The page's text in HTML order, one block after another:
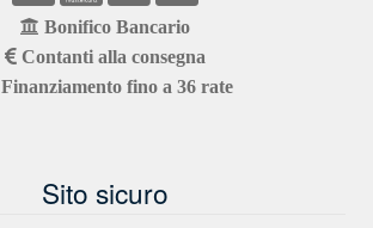
Bonifico Bancario
Contanti alla consegna
Finanziamento fino a 36 rate
Sito sicuro